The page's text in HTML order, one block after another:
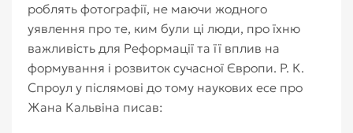
роблять фотографії, не маючи жодного
уявлення про те, ким були ці люди, про їхню
важливість для Реформації та її вплив на
формування і розвиток сучасної Європи. Р. К.
Спроул у післямові до тому наукових есе про
Жана Кальвіна писав: